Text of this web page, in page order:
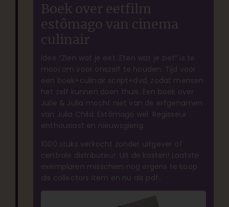
Boek over eetfilm
estômago van cinema
culinair
Idee “Zien wat je eet. Eten wat je ziet” is te
mooi om voor onszelf te houden. Tijd voor
een boek+culinair script+dvd, zodat mensen
het zelf kunnen doen thuis. Een boek over
Julie & Julia mocht niet van de erfgenamen
van Julia Child. Estômago wel. Regisseur
enthousiast en nieuwsgierig.
1000 stuks verkocht zonder uitgever of
centrale distributeur. Uit de kosten! Laatste
exemplaren misschien nog ergens te koop
als collectors item en nu als pdf..